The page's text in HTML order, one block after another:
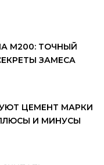
М200: ТОЧНЫЙ
ЗАМЕСА
ЦЕМЕНТ МАРКИ
И МИНУСЫ